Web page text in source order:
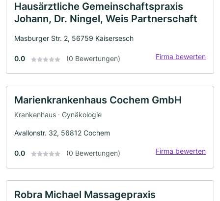
Hausärztliche Gemeinschaftspraxis
Johann, Dr. Ningel, Weis Partnerschaft
Masburger Str. 2, 56759 Kaisersesch
0.0 (0 Bewertungen) Firma bewerten
Marienkrankenhaus Cochem GmbH
Krankenhaus · Gynäkologie
Avallonstr. 32, 56812 Cochem
0.0 (0 Bewertungen) Firma bewerten
Robra Michael Massagepraxis